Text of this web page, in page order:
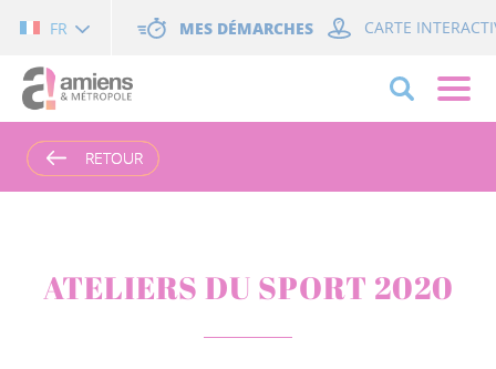
FR MES DÉMARCHES CARTE
RETOUR
RETOUR
ATELIERS DU SPORT 2020